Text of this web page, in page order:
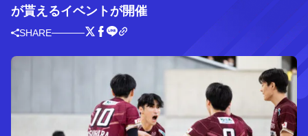
が貰えるイベントが開催
SHARE